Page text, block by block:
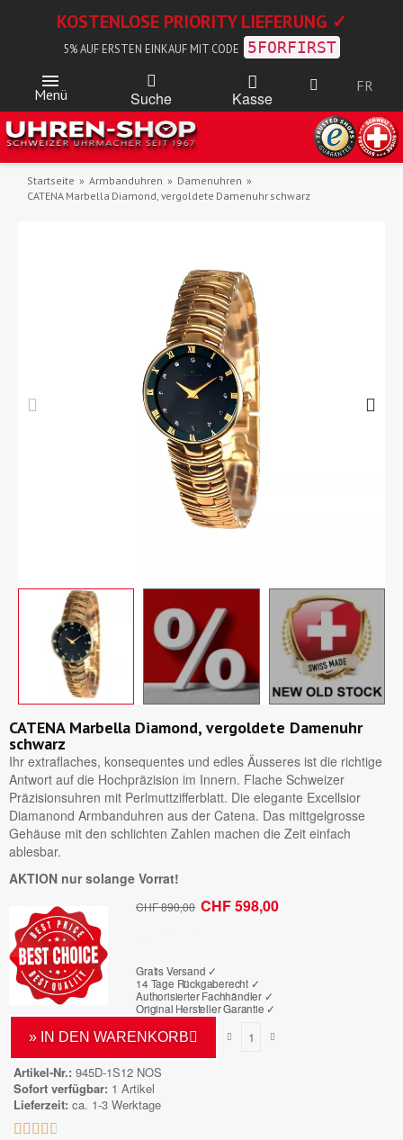
KOSTENLOSE PRIORITY LIEFERUNG ✓
5% AUF ERSTEN EINKAUF MIT CODE 5FORFIRST
Menü Suche Kasse
FR
Startseite Armbanduhren
Damenuhren
CATENA Marbella Diamond, vergoldete Damenuhr schwarz
CATENA Marbella Diamond, vergoldete Damenuhr
schwarz
Ihr extraflaches, konsequentes und edles Äusseres ist die richtige
Antwort auf die Hochpräzision im Innern. Flache Schweizer
Präzisionsuhren mit Perlmuttzifferblatt. Die elegante Excellsior
Diamanond Armbanduhren aus der Catena. Das mittgelgrosse
Gehäuse mit den schlichten Zahlen machen die Zeit einfach
ablesbar.
AKTION nur solange Vorrat!
CHF 890,00 CHF 598,00
Gratis Versand ✓
14 Tage Rückgaberecht ✓
Authorisierter Fachhändler ✓
Original Hersteller Garantie ✓
» IN DEN WARENKORB
Artikel-Nr. 945D-1S12 NOS
Sofort verfügbar 1 Artikel
Lieferzeit ca. 1-3 Werktage
    